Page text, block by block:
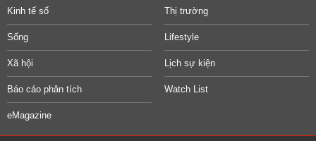
Kinh tế số Thị trường
Sống Lifestyle
Xã hội Lịch sự kiện
Báo cáo phân tích Watch List
eMagazine